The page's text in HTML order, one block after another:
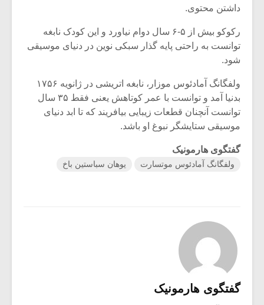
داشتن محتوی.
رکوکو بیش از ۵-۶ سال دوام نیاورد و این کودک نابغه
توانست به راحتی پایه گذار سبکی نوین در دنیای موسیقی
شود.
ولفگانگ آمادئوس موزار، نابغه اتریشی در ژانویه ۱۷۵۶
بدنیا آمد و توانست با عمر کوتاهش یعنی فقط ۳۵ سال
توانست آنچنان قطعات زیبایی بیافریند که تا ابد دنیای
موسیقی ستایشگر نبوغ او باشد.
گفتگوی هارمونیک
ولفگانگ آمادئوس موتسارت یوهان سباستین باخ
گفتگوی هارمونیک
شیش و نیم»
اگر نمی توانی
مشهورترین باشی،
موسیقی